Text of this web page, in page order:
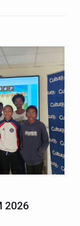
6ème du collège
à l’élève ZEBO
2026